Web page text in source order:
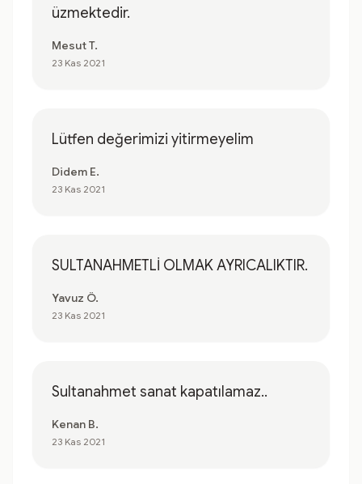
üzmektedir.
Mesut T.
23 Kas 2021
Lütfen değerimizi yitirmeyelim
Didem E.
23 Kas 2021
SULTANAHMETLİ OLMAK AYRICALIKTIR.
Yavuz Ö.
23 Kas 2021
Sultanahmet sanat kapatılamaz..
Kenan B.
23 Kas 2021